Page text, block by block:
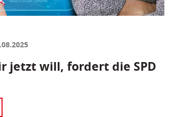
jetzt will, fordert die SPD